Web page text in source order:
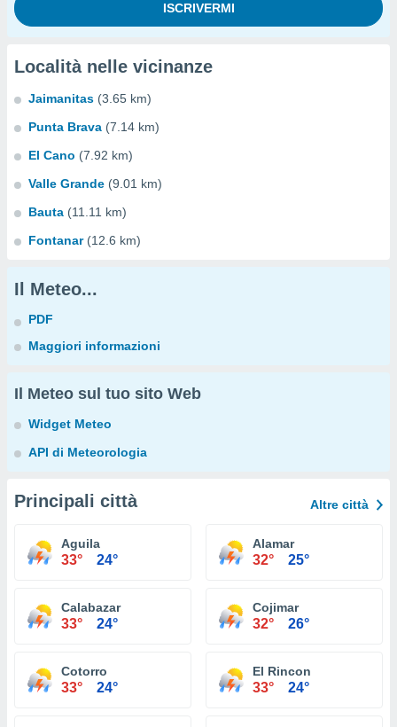
Località nelle vicinanze
Jaimanitas (3.65 km)
Punta Brava (7.14 km)
El Cano (7.92 km)
Valle Grande (9.01 km)
Bauta (11.11 km)
Fontanar (12.6 km)
Il Meteo...
PDF
Maggiori informazioni
Il Meteo sul tuo sito Web
Widget Meteo
API di Meteorologia
Principali città Altre città
Aguila
33° 24°
Alamar
32° 25°
Calabazar
33° 24°
Cojimar
32° 26°
Cotorro
33° 24°
El Rincon
33° 24°